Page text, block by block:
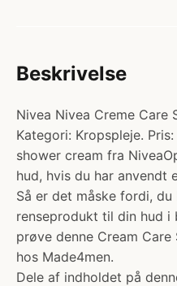
Beskrivelse
Nivea Nivea Creme Care
Kategori: Kropspleje.
shower cream fra
hud, hvis du har anvendt
Så er det måske fordi,
renseprodukt til din hud
prøve denne Cream
hos Made4men.
Dele af indholdet på